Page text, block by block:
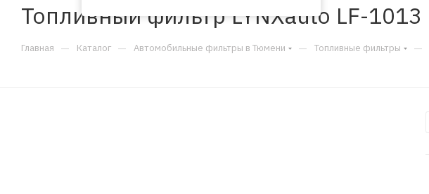
Топливный фильтр LYNXauto LF-1013
Главная — Каталог — Автомобильные фильтры в Тюмени — Топливные фильтры —